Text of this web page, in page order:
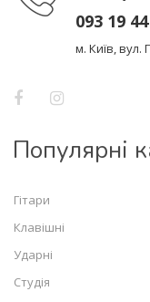
093 19
м. Київ,
Популярні
Гітари
Клавішні
Ударні
Студія